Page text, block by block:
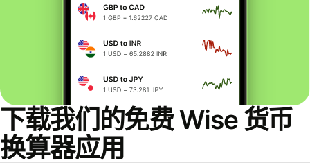
下载我们的免费 Wise 货币
换算器应用